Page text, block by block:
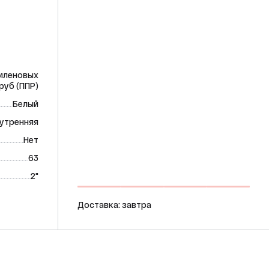
(ППР)
Белый
Нет
63
2"
Доставка: завтра